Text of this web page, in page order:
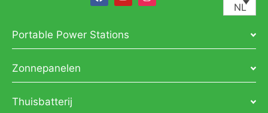
NL
Portable Power Stations
Zonnepanelen
Thuisbatterij